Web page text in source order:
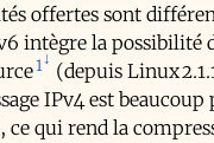
offertes sont
intègre la possibilité
1
(depuis Linux
IPv4 est beaucoup
ce qui rend la